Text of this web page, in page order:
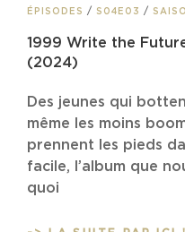
LINKS
ÉPISODES / S04E03 /
1999 Write the
(2024)
Des jeunes qui
même les moins
prennent les pieds
facile, l’album que
quoi